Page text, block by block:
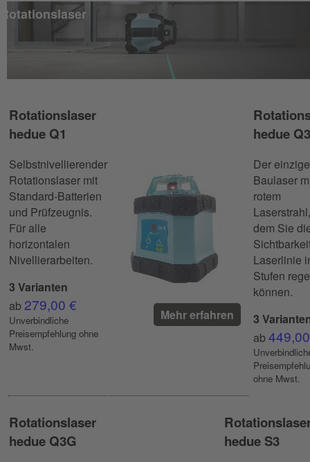
Rotationslaser
Rotationslaser
hedue Q1
Selbstnivellierender
Rotationslaser mit
Standard-Batterien
und Prüfzeugnis.
Für alle
horizontalen
Nivellierarbeiten.
3 Varianten
ab 279,00 €
Unverbindliche
Preisempfehlung ohne
Mwst.
Mehr erfahren
hedue Q3
Der einzige
Baulaser
rotem
dem Sie
Laserlinie
Stufen
können.
3
ab
ohne Mwst.
Rotationslaser
hedue Q3G
hedue S3